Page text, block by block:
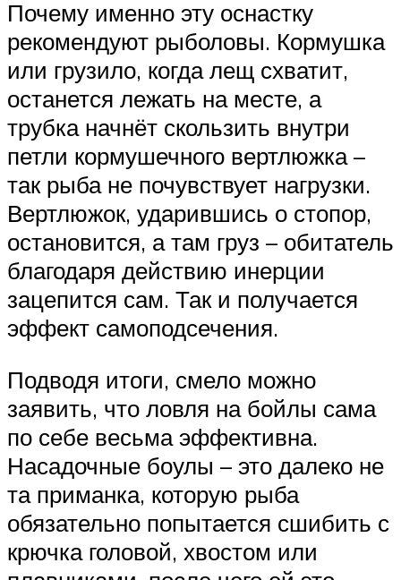
Почему именно эту оснастку
рекомендуют рыболовы. Кормушка
или грузило, когда лещ схватит,
останется лежать на месте, а
трубка начнёт скользить внутри
петли кормушечного вертлюжка –
так рыба не почувствует нагрузки.
Вертлюжок, ударившись о стопор,
остановится, а там груз – обитатель
благодаря действию инерции
зацепится сам. Так и получается
эффект самоподсечения.
Подводя итоги, смело можно
заявить, что ловля на бойлы сама
по себе весьма эффективна.
Насадочные боулы – это далеко не
та приманка, которую рыба
обязательно попытается сшибить с
крючка головой, хвостом или